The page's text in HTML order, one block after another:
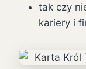
tak czy
kariery i